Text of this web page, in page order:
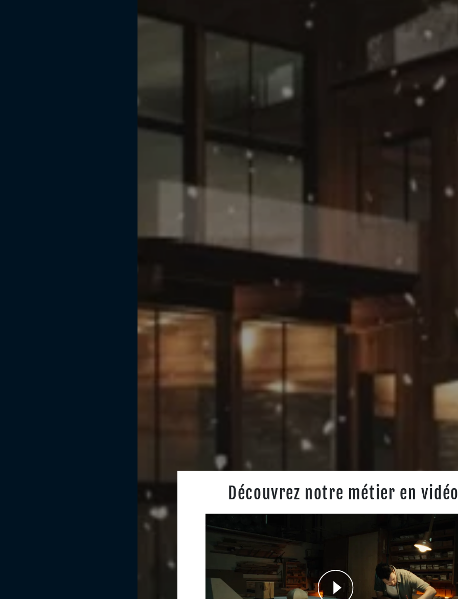
Construire avec nous
Chalets poteau-poutre
Créations singulières
Rénover avec nous
Sablage et aérogommage
Découvrez notre métier en